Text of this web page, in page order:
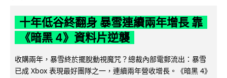
十年低谷終翻身 暴雪連續兩年增長 靠
《暗黑 4》資料片逆襲
收購兩年，暴雪終於擺脫動視魔咒？總裁內部電郵流出：暴雪
已成 Xbox 表現最好團隊之一，連續兩年營收增長。《暗黑 4》